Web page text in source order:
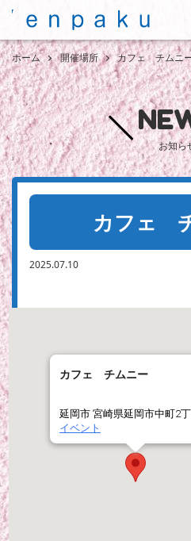
ホーム 開催場所 カフェ チムニ
お知ら
カフェ
2025.07.10
カフェ チムニー
延岡市 宮崎県延岡市中町2
イベント